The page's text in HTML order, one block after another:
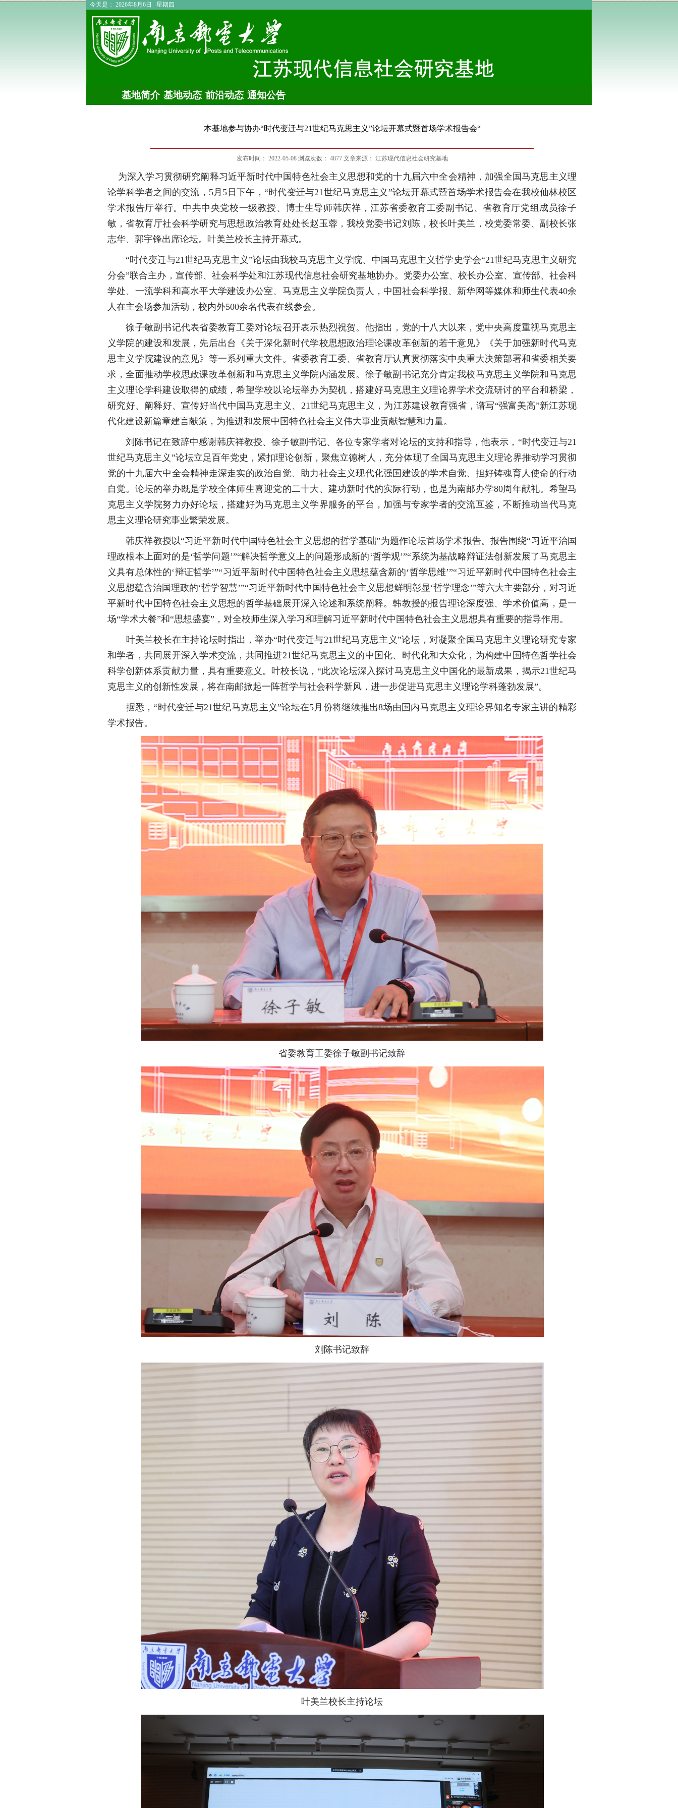
今天是： 2026年8月6日 星期四
基地简介 基地动态 前沿动态 通知公告
本基地参与协办“时代变迁与21世纪马克思主义”论坛开幕式暨首场学术报告会“
发布时间： 2022-05-08 浏览次数： 4877 文章来源： 江苏现代信息社会研究基地
为深入学习贯彻研究阐释习近平新时代中国特色社会主义思想和党的十九届六中全会精神，加强全国马克思主义理
论学科学者之间的交流，5月5日下午，“时代变迁与21世纪马克思主义”论坛开幕式暨首场学术报告会在我校仙林校区
学术报告厅举行。中共中央党校一级教授、博士生导师韩庆祥，江苏省委教育工委副书记、省教育厅党组成员徐子
敏，省教育厅社会科学研究与思想政治教育处处长赵玉蓉，我校党委书记刘陈，校长叶美兰，校党委常委、副校长张
志华、郭宇锋出席论坛。叶美兰校长主持开幕式。
“时代变迁与21世纪马克思主义”论坛由我校马克思主义学院、中国马克思主义哲学史学会“21世纪马克思主义研究
分会”联合主办，宣传部、社会科学处和江苏现代信息社会研究基地协办。党委办公室、校长办公室、宣传部、社会科
学处、一流学科和高水平大学建设办公室、马克思主义学院负责人，中国社会科学报、新华网等媒体和师生代表40余
人在主会场参加活动，校内外500余名代表在线参会。
徐子敏副书记代表省委教育工委对论坛召开表示热烈祝贺。他指出，党的十八大以来，党中央高度重视马克思主
义学院的建设和发展，先后出台《关于深化新时代学校思想政治理论课改革创新的若干意见》《关于加强新时代马克
思主义学院建设的意见》等一系列重大文件。省委教育工委、省教育厅认真贯彻落实中央重大决策部署和省委相关要
求，全面推动学校思政课改革创新和马克思主义学院内涵发展。徐子敏副书记充分肯定我校马克思主义学院和马克思
主义理论学科建设取得的成绩，希望学校以论坛举办为契机，搭建好马克思主义理论界学术交流研讨的平台和桥梁，
研究好、阐释好、宣传好当代中国马克思主义、21世纪马克思主义，为江苏建设教育强省，谱写“强富美高”新江苏现
代化建设新篇章建言献策，为推进和发展中国特色社会主义伟大事业贡献智慧和力量。
刘陈书记在致辞中感谢韩庆祥教授、徐子敏副书记、各位专家学者对论坛的支持和指导，他表示，“时代变迁与21
世纪马克思主义”论坛立足百年党史，紧扣理论创新，聚焦立德树人，充分体现了全国马克思主义理论界推动学习贯彻
党的十九届六中全会精神走深走实的政治自觉、助力社会主义现代化强国建设的学术自觉、担好铸魂育人使命的行动
自觉。论坛的举办既是学校全体师生喜迎党的二十大、建功新时代的实际行动，也是为南邮办学80周年献礼。希望马
克思主义学院努力办好论坛，搭建好为马克思主义学界服务的平台，加强与专家学者的交流互鉴，不断推动当代马克
思主义理论研究事业繁荣发展。
韩庆祥教授以“习近平新时代中国特色社会主义思想的哲学基础”为题作论坛首场学术报告。报告围绕“习近平治国
理政根本上面对的是‘哲学问题’”“解决哲学意义上的问题形成新的‘哲学观’”“系统为基战略辩证法创新发展了马克思主
义具有总体性的‘辩证哲学’”“习近平新时代中国特色社会主义思想蕴含新的‘哲学思维’”“习近平新时代中国特色社会主
义思想蕴含治国理政的‘哲学智慧’”“习近平新时代中国特色社会主义思想鲜明彰显‘哲学理念’”等六大主要部分，对习近
平新时代中国特色社会主义思想的哲学基础展开深入论述和系统阐释。韩教授的报告理论深度强、学术价值高，是一
场“学术大餐”和“思想盛宴”，对全校师生深入学习和理解习近平新时代中国特色社会主义思想具有重要的指导作用。
叶美兰校长在主持论坛时指出，举办“时代变迁与21世纪马克思主义”论坛，对凝聚全国马克思主义理论研究专家
和学者，共同展开深入学术交流，共同推进21世纪马克思主义的中国化、时代化和大众化，为构建中国特色哲学社会
科学创新体系贡献力量，具有重要意义。叶校长说，“此次论坛深入探讨马克思主义中国化的最新成果，揭示21世纪马
克思主义的创新性发展，将在南邮掀起一阵哲学与社会科学新风，进一步促进马克思主义理论学科蓬勃发展”。
据悉，“时代变迁与21世纪马克思主义”论坛在5月份将继续推出8场由国内马克思主义理论界知名专家主讲的精彩
学术报告。
省委教育工委徐子敏副书记致辞
刘陈书记致辞
叶美兰校长主持论坛